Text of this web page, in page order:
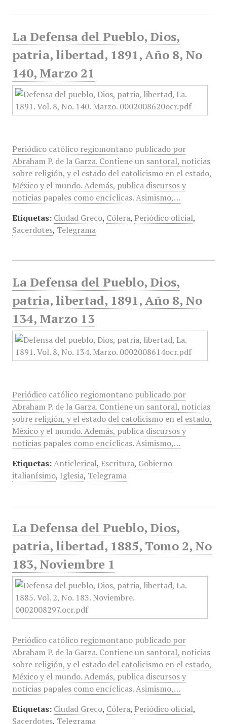
La Defensa del Pueblo, Dios,
patria, libertad, 1891, Año 8, No
140, Marzo 21
Periódico católico regiomontano publicado por
Abraham P. de la Garza. Contiene un santoral, noticias
sobre religión, y el estado del catolicismo en el estado,
México y el mundo. Además, publica discursos y
noticias papales como encíclicas. Asimismo,…
Etiquetas: Ciudad Greco, Cólera, Periódico oficial,
Sacerdotes, Telegrama
La Defensa del Pueblo, Dios,
patria, libertad, 1891, Año 8, No
134, Marzo 13
Periódico católico regiomontano publicado por
Abraham P. de la Garza. Contiene un santoral, noticias
sobre religión, y el estado del catolicismo en el estado,
México y el mundo. Además, publica discursos y
noticias papales como encíclicas. Asimismo,…
Etiquetas: Anticlerical, Escritura, Gobierno
italianísimo, Iglesia, Telegrama
La Defensa del Pueblo, Dios,
patria, libertad, 1885, Tomo 2, No
183, Noviembre 1
Periódico católico regiomontano publicado por
Abraham P. de la Garza. Contiene un santoral, noticias
sobre religión, y el estado del catolicismo en el estado,
México y el mundo. Además, publica discursos y
noticias papales como encíclicas. Asimismo,…
Etiquetas: Ciudad Greco, Cólera, Periódico oficial,
Sacerdotes, Telegrama